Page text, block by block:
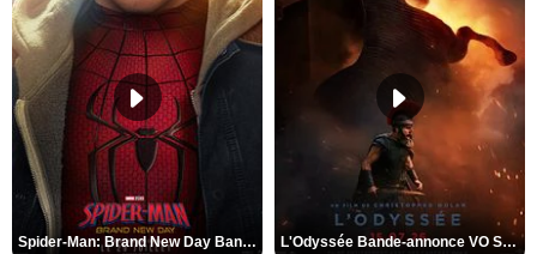
Spider-Man: Brand New Day Bande-annonce VO STFR L'Odyssée Bande-annonce VO STFR